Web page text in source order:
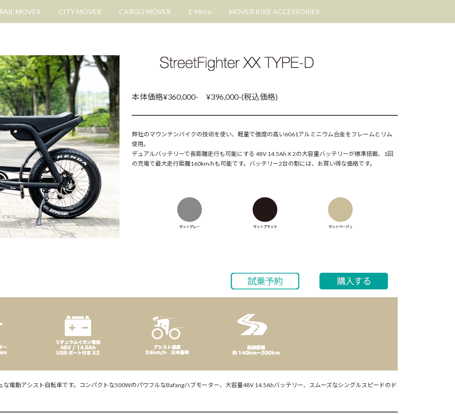
MOVER CITY MOVER CARGO MOVER E-Moto MOVER BIKE ACCESSORIES
本体価格¥360,000- ¥396,000-(税込価格)
弊社のマウンテンバイクの技術を使い、軽量で強度の高い6061アルミニウム合金をフレームとリム
使用。
デュアルバッテリーで長距離走行も可能にする 48V 14.5Ah X 2の大容量バッテリーが標準搭載、1回
の充電で最大走行距離160km/hも可能です。バッテリー2台の割には、お買い得な価格です。
電動アシスト自転車です。コンパクトな500WのパワフルなBafangハブモーター、大容量48V 14.5Ahバッテリー、スムーズなシングルスピードのド